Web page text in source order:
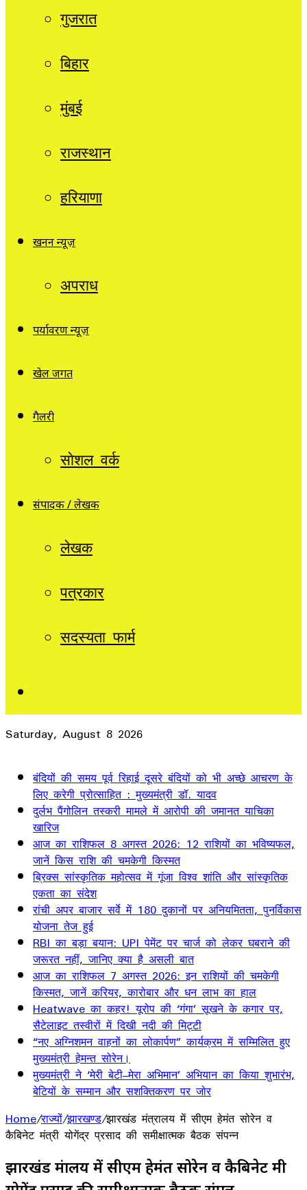
गुजरात
बिहार
मुंबई
राजस्थान
हरियाणा
खनन न्यूज़
अपराध
पर्यावरण न्यूज़
खेल जगत
गैलरी
सोशल वर्क
संपादक / लेखक
लेखक
पत्रकार
सदस्यता फार्म
Saturday, August 8 2026
बंदियों की समय पूर्व रिहाई दूसरे बंदियों को भी अच्छे आचरण के
लिए करेगी प्रोत्साहित : मुख्यमंत्री डॉ. यादव
दुर्लभ पैंगोलिन तस्करी मामले में आरोपी की जमानत याचिका
खारिज
आज का राशिफल 8 अगस्त 2026: 12 राशियों का भविष्यफल,
जानें किस राशि की चमकेगी किस्मत
ब्रिक्स सांस्कृतिक महोत्सव में गूंजा विश्व शांति और सांस्कृतिक
एकता का संदेश
रांची अपर बाजार सर्वे में 180 दुकानों पर अनियमितता, पुनर्विकास
योजना तेज हुई
RBI का बड़ा बयान: UPI पेमेंट पर चार्ज को लेकर घबराने की
जरूरत नहीं, जानिए क्या है असली बात
आज का राशिफल 7 अगस्त 2026: इन राशियों की चमकेगी
किस्मत, जानें करियर, कारोबार और धन लाभ का हाल
Heatwave का कहर! यूरोप की ‘गंगा’ सूखने के कगार पर,
सैटेलाइट तस्वीरों में दिखी नदी की मिट्टी
“नए अग्निशमन वाहनों का लोकार्पण” कार्यक्रम में सम्मिलित हुए
मुख्यमंत्री हेमन्त सोरेन।
मुख्यमंत्री ने ‘मेरी बेटी–मेरा अभिमान’ अभियान का किया शुभारंभ,
बेटियों के सम्मान और सशक्तिकरण पर जोर
Home/राज्यों/झारखण्ड/झारखंड मंत्रालय में सीएम हेमंत सोरेन व
कैबिनेट मंत्री योगेंद्र प्रसाद की समीक्षात्मक बैठक संपन्न
झारखंड मंत्रालय में सीएम हेमंत सोरेन व कैबिनेट मंत्री